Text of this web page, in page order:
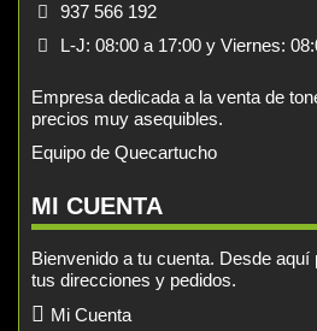
937 566 192
L-J: 08:00 a 17:00 y Viernes:
Empresa dedicada a la venta de
precios muy asequibles.
Equipo de Quecartucho
MI CUENTA
Bienvenido a tu cuenta. Desde
tus direcciones y pedidos.
Mi Cuenta